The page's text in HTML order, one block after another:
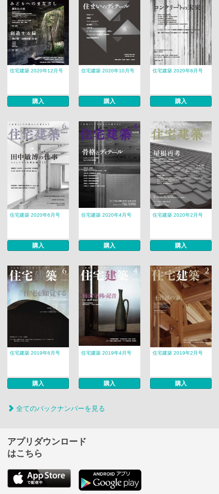
住宅建築 2020年12月号
購入
住宅建築 2020年10月号
購入
住宅建築 2020年8月号
購入
住宅建築 2020年6月号
購入
住宅建築 2020年4月号
購入
住宅建築 2020年2月号
購入
住宅建築 2019年6月号
購入
住宅建築 2019年4月号
購入
住宅建築 2019年2月号
購入
全てのバックナンバーを見る
アプリダウンロード
はこちら